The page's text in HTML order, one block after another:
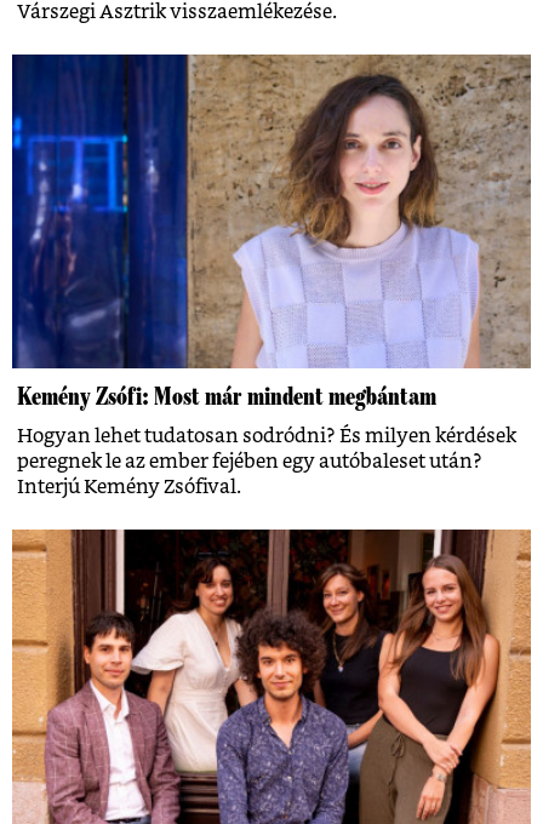
Várszegi Asztrik visszaemlékezése.
Kemény Zsófi: Most már mindent megbántam
Hogyan lehet tudatosan sodródni? És milyen kérdések
peregnek le az ember fejében egy autóbaleset után?
Interjú Kemény Zsófival.